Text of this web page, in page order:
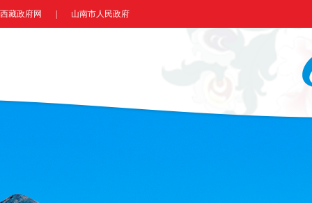
西藏政府网 山南市人民政府